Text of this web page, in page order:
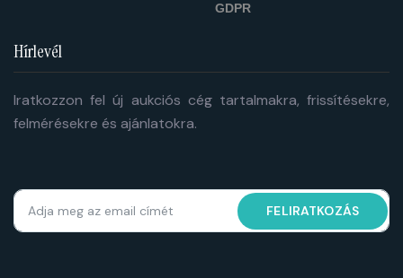
GDPR
Hírlevél
Iratkozzon fel új aukciós cég tartalmakra, frissítésekre,
felmérésekre és ajánlatokra.
FELIRATKOZÁS